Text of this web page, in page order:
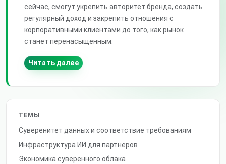
сейчас, смогут укрепить авторитет бренда, создать
регулярный доход и закрепить отношения с
корпоративными клиентами до того, как рынок
станет перенасыщенным.
Читать далее
ТЕМЫ
Суверенитет данных и соответствие требованиям
Инфраструктура ИИ для партнеров
Экономика суверенного облака